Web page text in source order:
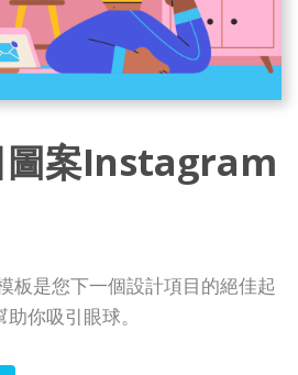
圖案Instagram
板是您下一個設計項目的絕佳起
你吸引眼球。